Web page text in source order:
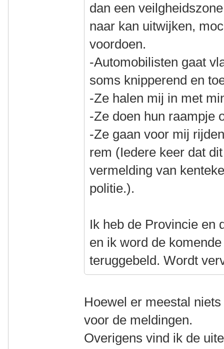
dan een
naar kan uitwijken,
voordoen.
-Automobilisten gaat
soms knipperend en
-Ze halen mij in met
-Ze doen hun raampje
-Ze gaan voor mij
rem (Iedere keer dat
vermelding van
politie.).
Ik heb de Provincie en
en ik word de
teruggebeld. Wordt
Hoewel er meestal
voor de meldingen.
Overigens vind ik de